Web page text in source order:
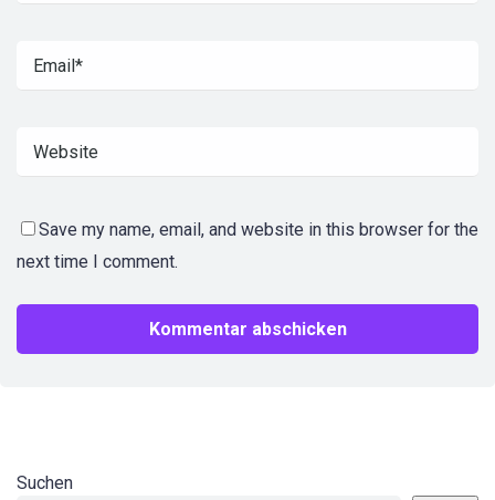
Save my name, email, and website in this browser for the
next time I comment.
Suchen